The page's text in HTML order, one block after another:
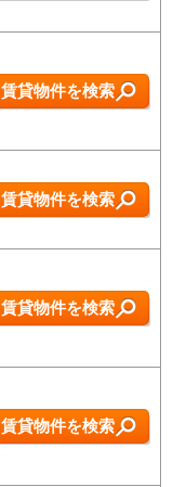
賃貸物件を検索
賃貸物件を検索
賃貸物件を検索
賃貸物件を検索